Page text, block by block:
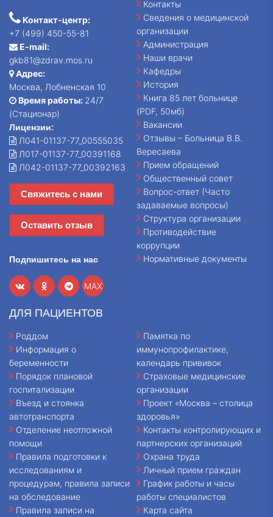
Контакт-центр:
+7 (499) 450-55-81
E-mail:
gkb81@zdrav.mos.ru
Адрес:
Москва, Лобненская 10
Время работы: 24/7
(Стационар)
Лицензии:
Л041-01137-77_00555035
Л017-01137-77_00391168
Л042-01137-77_00392163
Свяжитесь с нами
Оставить отзыв
Подпишитесь на нас
MAX
Контакты
Сведения о медицинской
организации
Администрация
Наши врачи
Кафедры
История
Книга 85 лет больнице
(PDF, 50мб)
Вакансии
Отзывы – Больница В.В.
Вересаева
Прием обращений
Общественный совет
Вопрос-ответ (Часто
задаваемые вопросы)
Структура организации
Противодействие
коррупции
Нормативные документы
ДЛЯ ПАЦИЕНТОВ
Роддом
Информация о
беременности
Порядок плановой
госпитализации
Въезд и стоянка
автотранспорта
Отделение неотложной
помощи
Правила подготовки к
исследованиям и
процедурам, правила записи
на обследование
Правила записи на
Памятка по
иммунопрофилактике,
календарь прививок
Страховые медицинские
организации
Проект «Москва – столица
здоровья»
Контакты контролирующих и
партнерских организаций
Охрана труда
Личный прием граждан
График работы и часы
работы специалистов
Карта сайта